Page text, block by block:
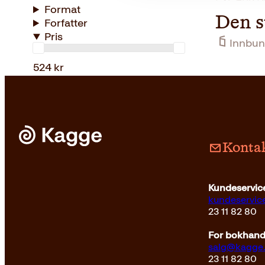
Format
Forfatter
Pris
524 kr
Den
23 11 82 80
For
23 11 82 80